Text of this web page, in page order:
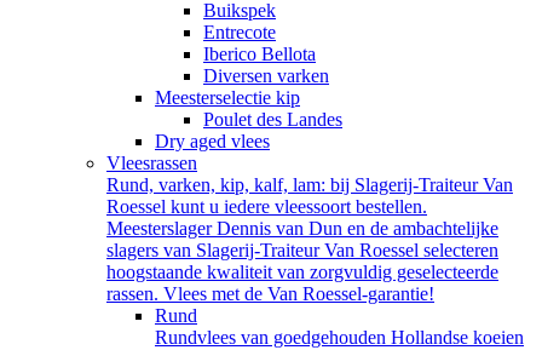
Buikspek
Entrecote
Iberico Bellota
Diversen varken
Meesterselectie kip
Poulet des Landes
Dry aged vlees
Vleesrassen
Rund, varken, kip, kalf, lam: bij Slagerij-Traiteur Van
Roessel kunt u iedere vleessoort bestellen.
Meesterslager Dennis van Dun en de ambachtelijke
slagers van Slagerij-Traiteur Van Roessel selecteren
hoogstaande kwaliteit van zorgvuldig geselecteerde
rassen. Vlees met de Van Roessel-garantie!
Rund
Rundvlees van goedgehouden Hollandse koeien